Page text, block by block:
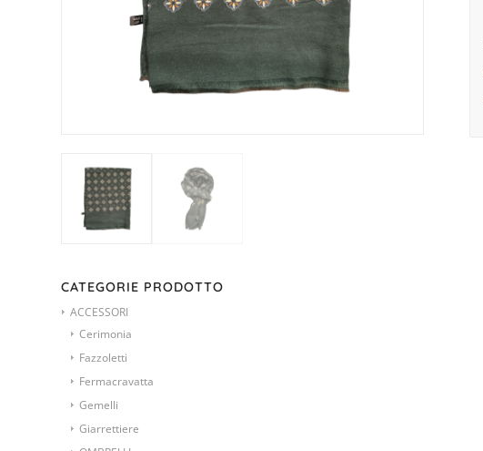
CATEGORIE PRODOTTO
ACCESSORI
Cerimonia
Fazzoletti
Fermacravatta
Gemelli
Giarrettiere